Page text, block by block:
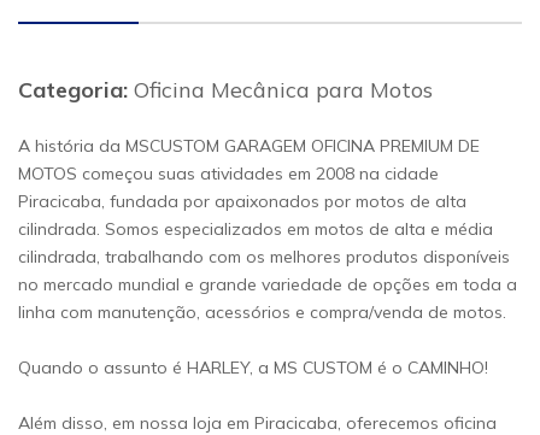
Categoria: Oficina Mecânica para Motos
A história da MSCUSTOM GARAGEM OFICINA PREMIUM DE
MOTOS começou suas atividades em 2008 na cidade
Piracicaba, fundada por apaixonados por motos de alta
cilindrada. Somos especializados em motos de alta e média
cilindrada, trabalhando com os melhores produtos disponíveis
no mercado mundial e grande variedade de opções em toda a
linha com manutenção, acessórios e compra/venda de motos.
Quando o assunto é HARLEY, a MS CUSTOM é o CAMINHO!
Além disso, em nossa loja em Piracicaba, oferecemos oficina